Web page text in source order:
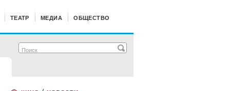
ТЕАТР МЕДИА ОБЩЕСТВО